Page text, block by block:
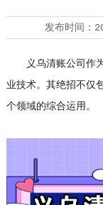
发布时间：
义乌清账公司作为
业技术。其绝招不仅
个领域的综合运用。